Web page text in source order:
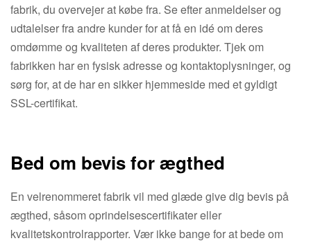
fabrik, du overvejer at købe fra. Se efter anmeldelser og
udtalelser fra andre kunder for at få en idé om deres
omdømme og kvaliteten af ​​deres produkter. Tjek om
fabrikken har en fysisk adresse og kontaktoplysninger, og
sørg for, at de har en sikker hjemmeside med et gyldigt
SSL-certifikat.
Bed om bevis for ægthed
En velrenommeret fabrik vil med glæde give dig bevis på
ægthed, såsom oprindelsescertifikater eller
kvalitetskontrolrapporter. Vær ikke bange for at bede om